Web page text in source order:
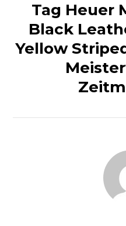
Tag Heuer
Black
Yellow